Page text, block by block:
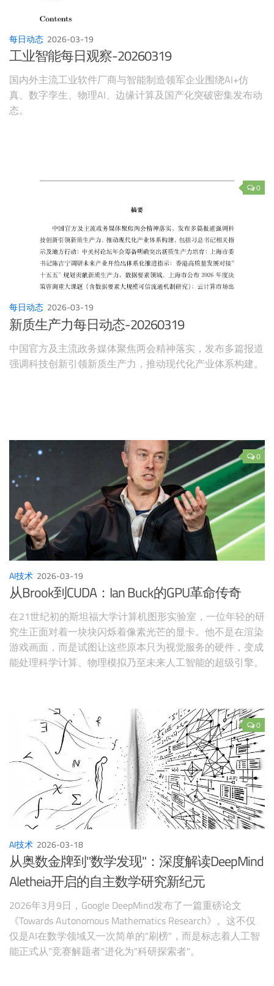
每日动态 2026-03-19
工业智能每日观察-20260319
国内外主流工业软件厂商与智能制造领军企业围绕AI+仿
真、数字孪生、物理AI、边缘计算及国产化突破密集发布动
态。
0
每日动态 2026-03-19
新质生产力每日动态-20260319
中国官方及主流政务媒体聚焦两会精神落实，发布多篇报道
强调科技创新引领新质生产力，推动现代化产业体系构建。
0
AI技术 2026-03-19
从Brook到CUDA：Ian Buck的GPU革命传奇
在21世纪初的斯坦福大学计算机图形实验室，一位年轻的研
究生正面对着一块块闪烁着像素光芒的显卡。他不是在渲染
游戏画面，而是试图让这些原本只为视觉服务的硬件，变成
能处理科学计算、物理模拟乃至未来人工智能的超级引擎。
段改变计算历史的传奇之旅。
0
AI技术 2026-03-18
从奥数金牌到"数学发现"：深度解读DeepMind
Aletheia开启的自主数学研究新纪元
2026年3月9日，Google DeepMind发布了一篇重磅论文
《Towards Autonomous Mathematics Research》。这不仅
仅是AI在数学领域又一次简单的"刷榜"，而是标志着人工智
能正式从"竞赛解题者"进化为"科研探索者"。